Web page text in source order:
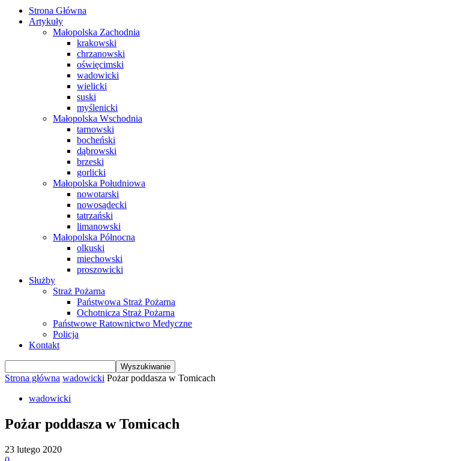
Strona Główna
Artykuły
Małopolska Zachodnia
krakowski
chrzanowski
oświęcimski
wadowicki
wielicki
suski
myślenicki
Małopolska Wschodnia
tarnowski
bocheński
dąbrowski
brzeski
gorlicki
Małopolska Południowa
nowotarski
nowosądecki
tatrzański
limanowski
Małopolska Północna
olkuski
miechowski
proszowicki
Służby
Straż Pożarna
Państwowa Straż Pożarna
Ochotnicza Straż Pożarna
Państwowe Ratownictwo Medyczne
Policja
Kontakt
Strona główna wadowicki Pożar poddasza w Tomicach
wadowicki
Pożar poddasza w Tomicach
23 lutego 2020